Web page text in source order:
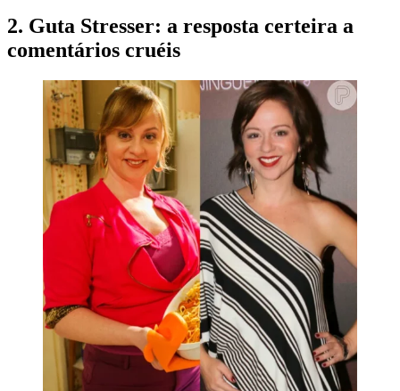
2. Guta Stresser: a resposta certeira a
comentários cruéis